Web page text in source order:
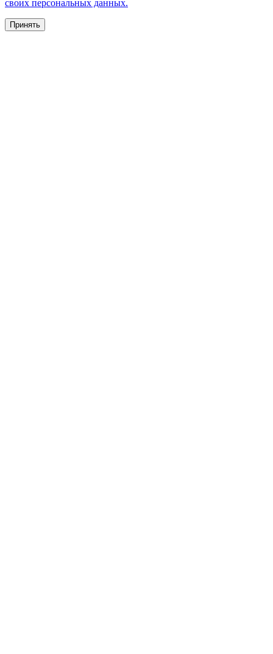
своих персональных данных.
Принять